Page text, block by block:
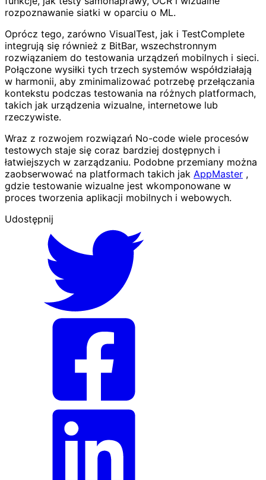
rozpoznawanie siatki w oparciu o ML.
Oprócz tego, zarówno VisualTest, jak i TestComplete
integrują się również z BitBar, wszechstronnym
rozwiązaniem do testowania urządzeń mobilnych i sieci.
Połączone wysiłki tych trzech systemów współdziałają
w harmonii, aby zminimalizować potrzebę przełączania
kontekstu podczas testowania na różnych platformach,
takich jak urządzenia wizualne, internetowe lub
rzeczywiste.
Wraz z rozwojem rozwiązań No-code wiele procesów
testowych staje się coraz bardziej dostępnych i
łatwiejszych w zarządzaniu. Podobne przemiany można
zaobserwować na platformach takich jak AppMaster ,
gdzie testowanie wizualne jest wkomponowane w
proces tworzenia aplikacji mobilnych i webowych.
Udostępnij